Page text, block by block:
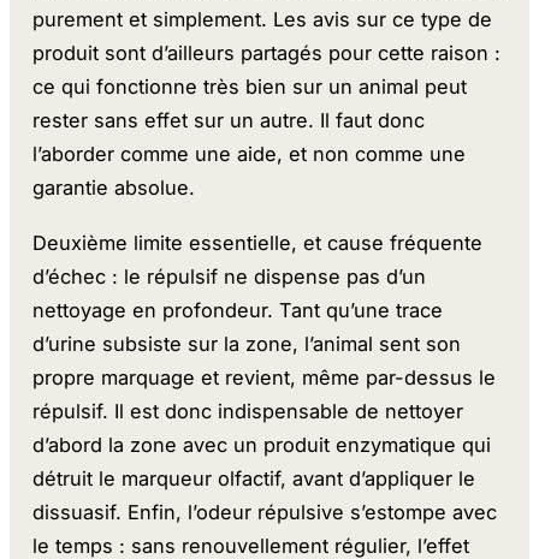
purement et simplement. Les avis sur ce type de
produit sont d’ailleurs partagés pour cette raison :
ce qui fonctionne très bien sur un animal peut
rester sans effet sur un autre. Il faut donc
l’aborder comme une aide, et non comme une
garantie absolue.
Deuxième limite essentielle, et cause fréquente
d’échec : le répulsif ne dispense pas d’un
nettoyage en profondeur. Tant qu’une trace
d’urine subsiste sur la zone, l’animal sent son
propre marquage et revient, même par-dessus le
répulsif. Il est donc indispensable de nettoyer
d’abord la zone avec un produit enzymatique qui
détruit le marqueur olfactif, avant d’appliquer le
dissuasif. Enfin, l’odeur répulsive s’estompe avec
le temps : sans renouvellement régulier, l’effet